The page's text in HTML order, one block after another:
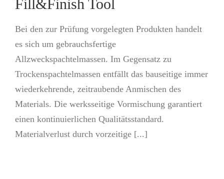
Fill&Finish Tool
Bei den zur Prüfung vorgelegten Produkten handelt
es sich um gebrauchsfertige
Allzweckspachtelmassen. Im Gegensatz zu
Trockenspachtelmassen entfällt das bauseitige immer
wiederkehrende, zeitraubende Anmischen des
Materials. Die werksseitige Vormischung garantiert
einen kontinuierlichen Qualitätsstandard.
Materialverlust durch vorzeitige [...]